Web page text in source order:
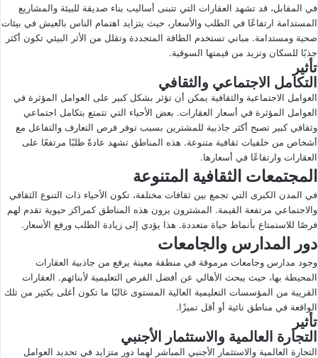
في المقابل، قد تشهد العقارات التي تتبنى أساليب بناء صديقة للبيئة والمشاريع
المستدامة ارتفاعًا في الطلب والأسعار، حيث يتزايد اهتمام الناس بالعيش في بيئات
صحية ومستدامة. مباني تستخدم الطاقة المتجددة وتقلل من الأثر البيئي تكون أكثر
جذبًا للسكان وتزيد من قيمتها السوقية.
تأثير
التكامل الاجتماعي والثقافي
العوامل الاجتماعية والثقافية يمكن أن تؤثر بشكل كبير على العوامل المؤثرة في
العوامل المؤثرة في أسعار العقارات. بعض الأحياء التي تتمتع بتكامل اجتماعي
وثقافي كبير تصبح أكثر جاذبية للمشترين بسبب توفر فرص التعارف والتفاعل مع
أشخاص من خلفيات ثقافية متنوعة. هذه المناطق تشهد عادةً طلبًا مرتفعًا على
العقارات وارتفاعًا في أسعارها.
المجتمعات الثقافية المتنوعة
في المدن الكبرى التي تجمع بين ثقافات مختلفة، تكون الأحياء ذات التنوع الثقافي
والاجتماعي مرتفعة القيمة. المشترون يرون هذه المناطق كمراكز حيوية تقدم لهم
فرصًا للاستمتاع بأنماط حياة متعددة. هذا يؤدي إلى زيادة الطلب ورفع الأسعار.
دور المدارس والجامعات
وجود مدارس وجامعات مرموقة في منطقة معينة يرفع من جاذبية العقارات
المحيطة بها، حيث يبحث الأهالي عن أفضل الفرص التعليمية لأبنائهم. العقارات
القريبة من المؤسسات التعليمية العالية المستوى غالبًا ما تكون أغلى بكثير من تلك
الواقعة في مناطق نائية أو أقل تميزًا.
تأثير
التجارة العالمية والاستثمار الأجنبي
التجارة العالمية والاستثمار الأجنبي المباشر لهما دور متزايد في تحديد العوامل